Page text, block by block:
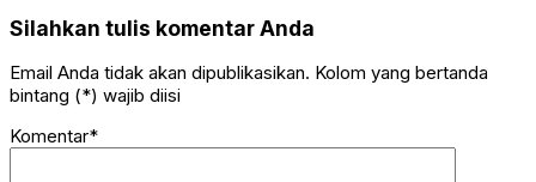
Silahkan tulis komentar Anda
Email Anda tidak akan dipublikasikan. Kolom yang bertanda
bintang (*) wajib diisi
Komentar*